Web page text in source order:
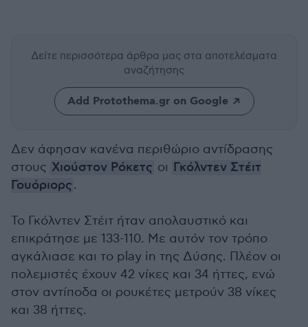
Δείτε περισσότερα άρθρα μας στα αποτελέσματα
αναζήτησης
Add Protothema.gr on Google
Δεν άφησαν κανένα περιθώριο αντίδρασης
στους Χιούστον Ρόκετς οι Γκόλντεν Στέιτ
Γουόριορς.
Το Γκόλντεν Στέιτ ήταν απολαυστικό και
επικράτησε με 133-110. Με αυτόν τον τρόπο
αγκάλιασε και το play in της Δύσης. Πλέον οι
πολεμιστές έχουν 42 νίκες και 34 ήττες, ενώ
στον αντίποδα οι ρουκέτες μετρούν 38 νίκες
και 38 ήττες.